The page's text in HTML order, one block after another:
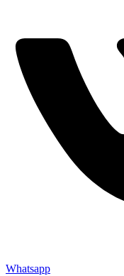
Whatsapp